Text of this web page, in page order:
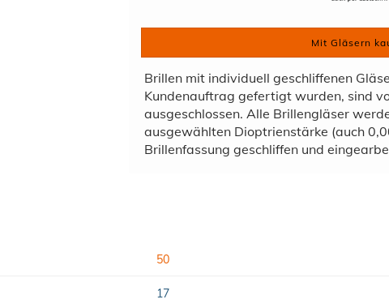
Mit Gläsern
Brillen mit individuell geschliffenen
Kundenauftrag gefertigt wurden, sind
ausgeschlossen. Alle Brillengläser
ausgewählten Dioptrienstärke (auch
Brillenfassung geschliffen und
50
17